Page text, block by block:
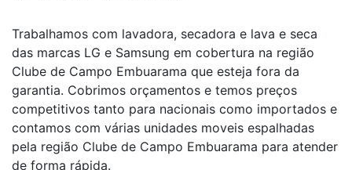
Trabalhamos com lavadora, secadora e lava e seca
das marcas LG e Samsung em cobertura na região
Clube de Campo Embuarama que esteja fora da
garantia. Cobrimos orçamentos e temos preços
competitivos tanto para nacionais como importados e
contamos com várias unidades moveis espalhadas
pela região Clube de Campo Embuarama para atender
de forma rápida.